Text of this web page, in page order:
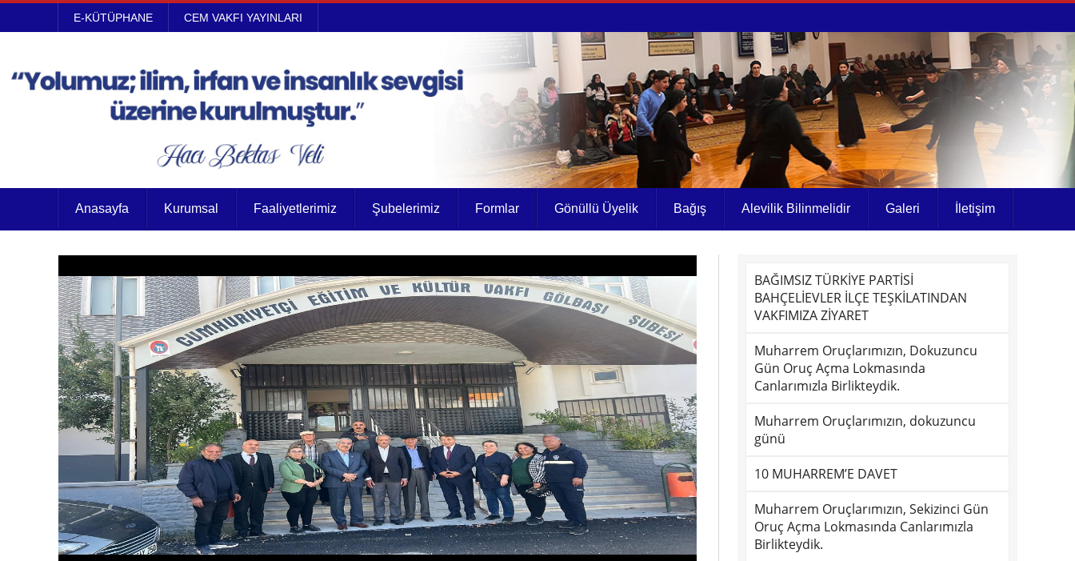
E-KÜTÜPHANE CEM VAKFI YAYINLARI
Anasayfa Kurumsal Faaliyetlerimiz Şubelerimiz Formlar Gönüllü Üyelik Bağış Alevilik Bilinmelidir Galeri İletişim
BAĞIMSIZ TÜRKİYE PARTİSİ
BAHÇELİEVLER İLÇE TEŞKİLATINDAN
VAKFIMIZA ZİYARET
Muharrem Oruçlarımızın, Dokuzuncu
Gün Oruç Açma Lokmasında
Canlarımızla Birlikteydik.
Muharrem Oruçlarımızın, dokuzuncu
günü
10 MUHARREM’E DAVET
Muharrem Oruçlarımızın, Sekizinci Gün
Oruç Açma Lokmasında Canlarımızla
Birlikteydik.